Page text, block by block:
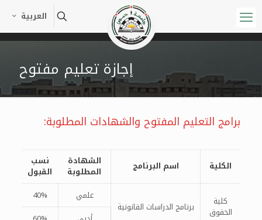
العربية
إجازة تعليم مفتوح
برامج التعليم المفتوح والشهادات المطلوبة:
الكلية اسم البرنامج الشهادة
المطلوبة
نسب
القبول
كلية
الحقوق برنامج الدراسات القانونية
علمي
40%